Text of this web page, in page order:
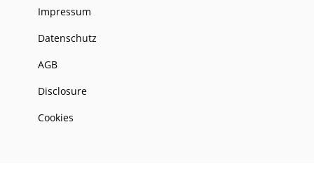
Impressum
Datenschutz
AGB
Disclosure
Cookies